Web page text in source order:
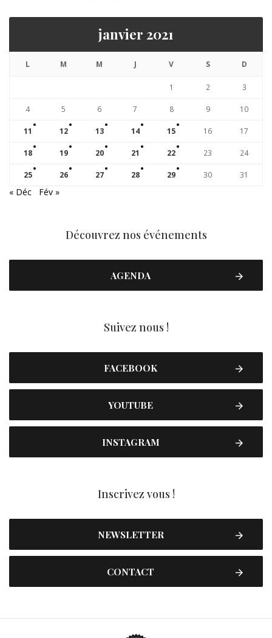
janvier 2021
L M M J V S D
1 2 3
4 5 6 7 8 9 10
11 12 13 14 15 16 17
18 19 20 21 22 23 24
25 26 27 28 29 30 31
« Déc Fév »
Découvrez nos événements
AGENDA
Suivez nous !
FACEBOOK
YOUTUBE
INSTAGRAM
Inscrivez vous !
NEWSLETTER
CONTACT